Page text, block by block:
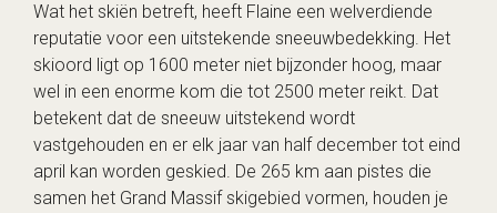
Wat het skiën betreft, heeft Flaine een welverdiende
reputatie voor een uitstekende sneeuwbedekking. Het
skioord ligt op 1600 meter niet bijzonder hoog, maar
wel in een enorme kom die tot 2500 meter reikt. Dat
betekent dat de sneeuw uitstekend wordt
vastgehouden en er elk jaar van half december tot eind
april kan worden geskied. De 265 km aan pistes die
samen het Grand Massif skigebied vormen, houden je